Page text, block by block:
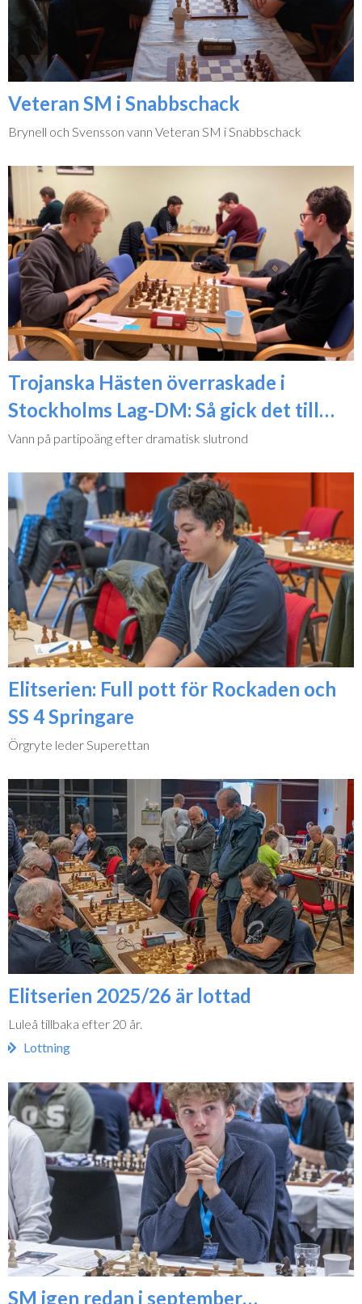
Veteran SM i Snabbschack
Brynell och Svensson vann Veteran SM i Snabbschack
Trojanska Hästen överraskade i
Stockholms Lag-DM: Så gick det till…
Vann på partipoäng efter dramatisk slutrond
Elitserien: Full pott för Rockaden och
SS 4 Springare
Örgryte leder Superettan
Elitserien 2025/26 är lottad
Luleå tillbaka efter 20 år.
Lottning
SM igen redan i september…